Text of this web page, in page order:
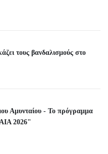
τους βανδαλισμούς στο
Αμυνταίου - Το πρόγραμμα
2026"